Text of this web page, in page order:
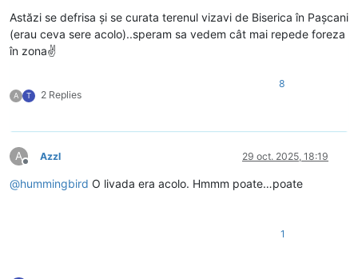
Astăzi se defrisa și se curata terenul vizavi de Biserica în Pașcani
(erau ceva sere acolo)..speram sa vedem cât mai repede foreza
în zona✌️
A T 2 Replies
8
A
Deconectat
Azzl 29 oct. 2025, 18:19
@hummingbird O livada era acolo. Hmmm poate…poate
1